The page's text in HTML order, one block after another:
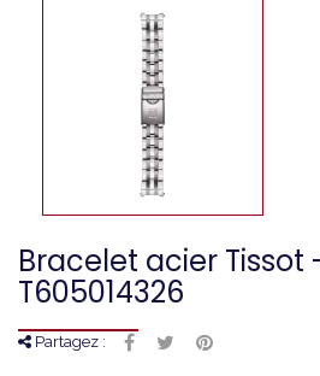
Bracelet acier Tissot
T605014326
Partagez :